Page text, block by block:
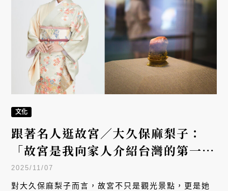
文化
跟著名人逛故宮／大久保麻梨子：
「故宮是我向家人介紹台灣的第一
站！」
2025/11/07
對大久保麻梨子而言，故宮不只是觀光景點，更是她